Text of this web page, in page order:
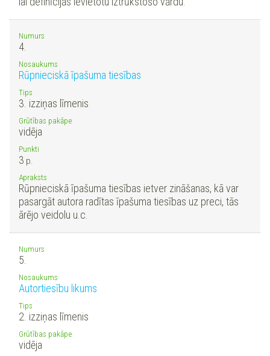
Numurs
4.
Nosaukums
Rūpnieciskā īpašuma tiesības
Tips
3. izziņas līmenis
Grūtības pakāpe
vidēja
Punkti
3 p.
Apraksts
Rūpnieciskā īpašuma tiesības ietver zināšanas, kā var
pasargāt autora radītas īpašuma tiesības uz preci, tās
ārējo veidolu u.c.
Numurs
5.
Nosaukums
Autortiesību likums
Tips
2. izziņas līmenis
Grūtības pakāpe
vidēja